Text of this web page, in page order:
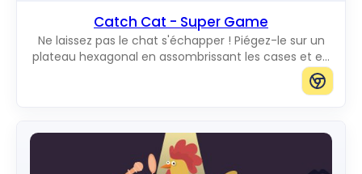
Catch Cat - Super Game
Ne laissez pas le chat s'échapper ! Piégez-le sur un
plateau hexagonal en assombrissant les cases et en